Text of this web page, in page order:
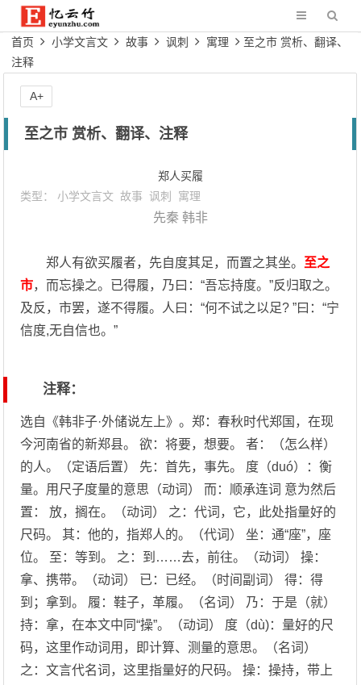
首页 小学文言文 故事 讽刺 寓理
至之市 赏析、翻译、
注释
至之市 赏析、翻译、注释
郑人买履
类型： 小学文言文 故事 讽刺 寓理
先秦 韩非
郑人有欲买履者，先自度其足，而置之其坐。 至之
市，而忘操之。已得履，乃曰：“吾忘持度。”反归取之。
及反，市罢，遂不得履。人曰：“何不试之以足? ”曰：“宁
信度,无自信也。”
注释：
选自《韩非子·外储说左上》。郑：春秋时代郑国，在现
今河南省的新郑县。 欲：将要，想要。 者：（怎么样）
的人。（定语后置） 先：首先，事先。 度（duó）：衡
量。用尺子度量的意思（动词） 而：顺承连词 意为然后
置： 放，搁在。（动词） 之：代词，它，此处指量好的
尺码。 其：他的，指郑人的。（代词） 坐：通“座”，座
位。 至：等到。 之：到……去，前往。（动词） 操：
拿、携带。（动词） 已：已经。（时间副词） 得：得
到；拿到。 履：鞋子，革履。（名词） 乃：于是（就）
持：拿，在本文中同“操”。（动词） 度（dù)：量好的尺
码，这里作动词用，即计算、测量的意思。（名词）
之：文言代名词，这里指量好的尺码。 操：操持，带上
A+